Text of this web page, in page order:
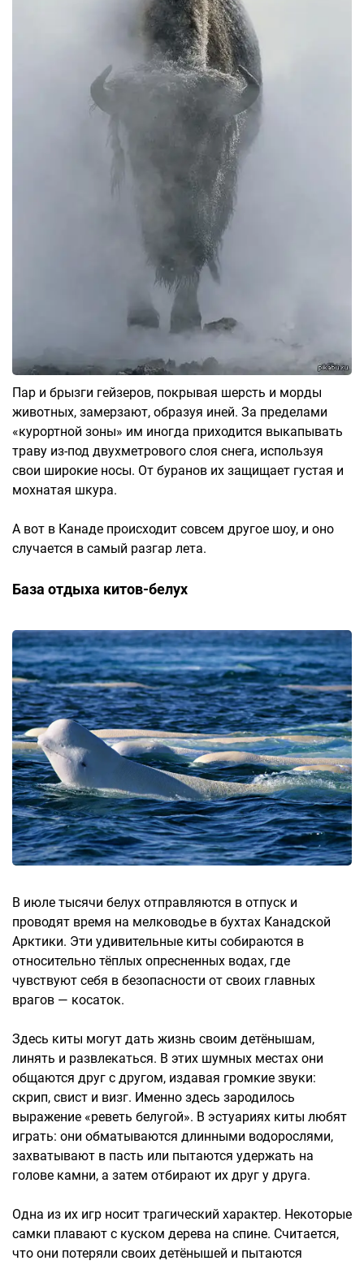
Пар и брызги гейзеров, покрывая шерсть и морды
животных, замерзают, образуя иней. За пределами
«курортной зоны» им иногда приходится выкапывать
траву из-под двухметрового слоя снега, используя
свои широкие носы. От буранов их защищает густая и
мохнатая шкура.
А вот в Канаде происходит совсем другое шоу, и оно
случается в самый разгар лета.
База отдыха китов-белух
В июле тысячи белух отправляются в отпуск и
проводят время на мелководье в бухтах Канадской
Арктики. Эти удивительные киты собираются в
относительно тёплых опресненных водах, где
чувствуют себя в безопасности от своих главных
врагов — косаток.
Здесь киты могут дать жизнь своим детёнышам,
линять и развлекаться. В этих шумных местах они
общаются друг с другом, издавая громкие звуки:
скрип, свист и визг. Именно здесь зародилось
выражение «реветь белугой». В эстуариях киты любят
играть: они обматываются длинными водорослями,
захватывают в пасть или пытаются удержать на
голове камни, а затем отбирают их друг у друга.
Одна из их игр носит трагический характер. Некоторые
самки плавают с куском дерева на спине. Считается,
что они потеряли своих детёнышей и пытаются